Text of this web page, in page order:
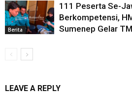
Berita
111 Peserta Se-
Berkompetensi,
Sumenep Gelar
LEAVE A REPLY